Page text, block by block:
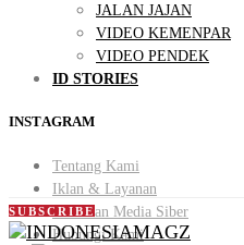
JALAN JAJAN
VIDEO KEMENPAR
VIDEO PENDEK
ID STORIES
INSTAGRAM
Tentang Kami
Iklan & Layanan
Pedoman Media Siber
Hubungi Kami
SUBSCRIBE